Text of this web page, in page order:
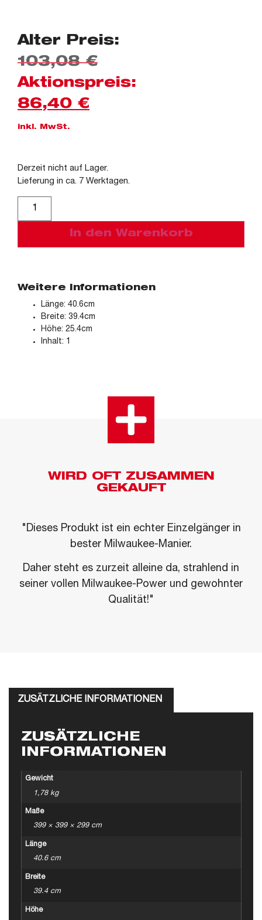
Alter Preis:
103,08€
Aktionspreis:
86,40 €
inkl. MwSt.
Derzeit nicht auf Lager.
Lieferung in ca. 7 Werktagen.
In den Warenkorb
Weitere Informationen
Länge: 40.6cm
Breite: 39.4cm
Höhe: 25.4cm
Inhalt: 1
WIRD OFT ZUSAMMEN
GEKAUFT
"Dieses Produkt ist ein echter Einzelgänger in
bester Milwaukee-Manier.
Daher steht es zurzeit alleine da, strahlend in
seiner vollen Milwaukee-Power und gewohnter
Qualität!"
ZUSÄTZLICHE INFORMATIONEN
ZUSÄTZLICHE
INFORMATIONEN
Gewicht
1,78 kg
Maße
399 × 399 × 299 cm
Länge
40.6 cm
Breite
39.4 cm
Höhe